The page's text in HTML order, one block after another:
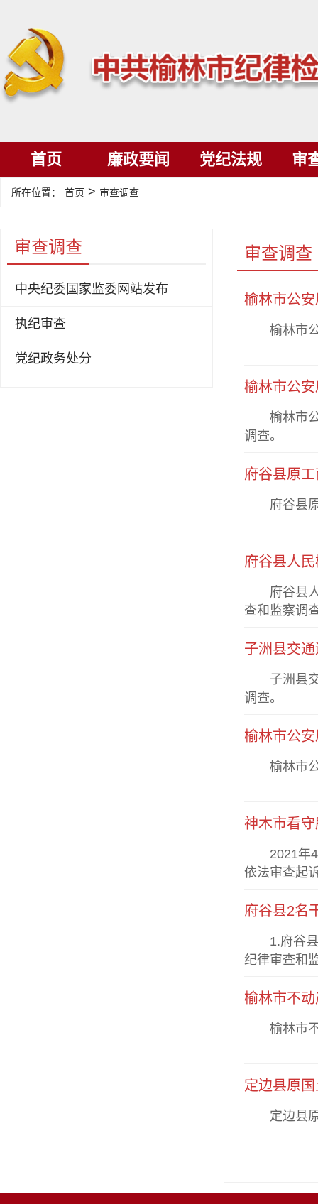
首页 廉政要闻 党纪法规 审
所在位置： 首页 > 审查调查
审查调查
中央纪委国家监委网站发布
执纪审查
党纪政务处分
审查调查
榆林市公
榆林市公
榆林市公
榆林市公
调查。
府谷县原
府谷县原
府谷县人
府谷县人
查和监察调
子洲县交
子洲县交
调查。
榆林市公
榆林市公
神木市看
2021年4
依法审查起
府谷县2名
1.府谷县
纪律审查和
榆林市不
榆林市不
定边县原
定边县原